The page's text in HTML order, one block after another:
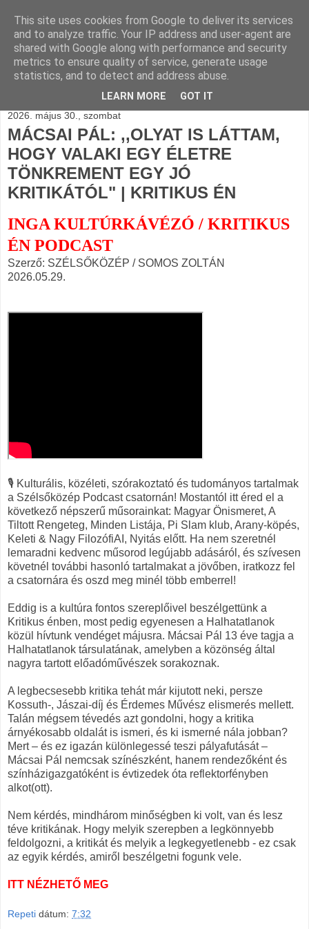
BLOGÁSZAT, napi
blogjava
2026. május 30., szombat
MÁCSAI PÁL: ,,OLYAT IS LÁTTAM,
HOGY VALAKI EGY ÉLETRE
TÖNKREMENT EGY JÓ
KRITIKÁTÓL" | KRITIKUS ÉN
INGA KULTÚRKÁVÉZÓ / KRITIKUS
ÉN PODCAST
Szerző: SZÉLSŐKÖZÉP / SOMOS ZOLTÁN
2026.05.29.
🎙️ Kulturális, közéleti, szórakoztató és tudományos tartalmak
a Szélsőközép Podcast csatornán! Mostantól itt éred el a
következő népszerű műsorainkat: Magyar Önismeret, A
Tiltott Rengeteg, Minden Listája, Pi Slam klub, Arany-köpés,
Keleti & Nagy FilozófiAI, Nyitás előtt. Ha nem szeretnél
lemaradni kedvenc műsorod legújabb adásáról, és szívesen
követnél további hasonló tartalmakat a jövőben, iratkozz fel
a csatornára és oszd meg minél több emberrel!
Eddig is a kultúra fontos szereplőivel beszélgettünk a
Kritikus énben, most pedig egyenesen a Halhatatlanok
közül hívtunk vendéget májusra. Mácsai Pál 13 éve tagja a
Halhatatlanok társulatának, amelyben a közönség által
nagyra tartott előadóművészek sorakoznak.
A legbecsesebb kritika tehát már kijutott neki, persze
Kossuth-, Jászai-díj és Érdemes Művész elismerés mellett.
Talán mégsem tévedés azt gondolni, hogy a kritika
árnyékosabb oldalát is ismeri, és ki ismerné nála jobban?
Mert – és ez igazán különlegessé teszi pályafutását –
Mácsai Pál nemcsak színészként, hanem rendezőként és
színházigazgatóként is évtizedek óta reflektorfényben
alkot(ott).
Nem kérdés, mindhárom minőségben ki volt, van és lesz
téve kritikának. Hogy melyik szerepben a legkönnyebb
feldolgozni, a kritikát és melyik a legkegyetlenebb - ez csak
az egyik kérdés, amiről beszélgetni fogunk vele.
ITT NÉZHETŐ MEG
Repeti dátum: 7:32
This site uses cookies from Google to deliver its services
and to analyze traffic. Your IP address and user-agent are
shared with Google along with performance and security
metrics to ensure quality of service, generate usage
statistics, and to detect and address abuse.
LEARN MORE GOT IT